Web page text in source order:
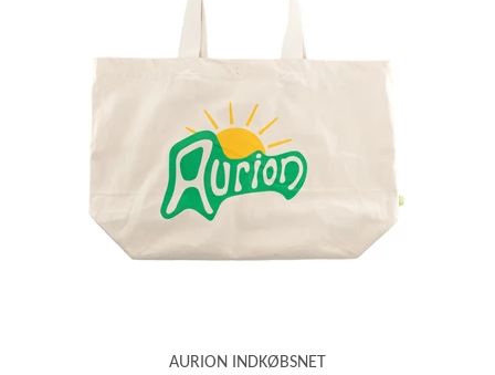
AURION INDKØBSNET